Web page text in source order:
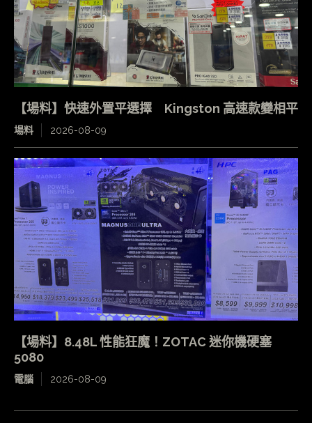
【場料】快速外置平選擇 Kingston 高速款變相平
場料 2026-08-09
【場料】8.48L 性能狂魔！ZOTAC 迷你機硬塞
5080
電腦 2026-08-09